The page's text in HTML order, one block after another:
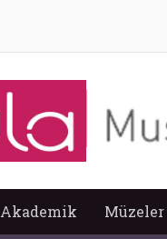
Akademik Müzeler